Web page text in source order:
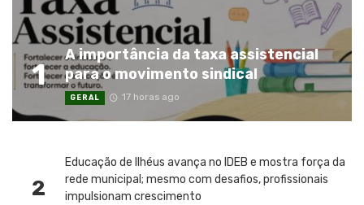
1
A importância da taxa assistencial
para o movimento sindical
GERAL 17 horas ago
2
Educação de Ilhéus avança no IDEB e mostra força da
rede municipal; mesmo com desafios, profissionais
impulsionam crescimento